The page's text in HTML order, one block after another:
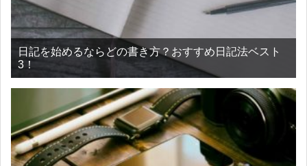
日記を始めるならどの書き方？おすすめ日記法ベスト
3！